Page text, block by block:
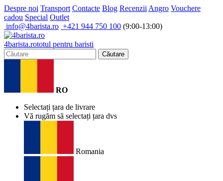
Despre noi Transport Contacte Blog Recenzii Angro Vouchere
cadou Special Outlet
info@4barista.ro +421 944 750 100 (9:00-13:00)
4barista.rototul pentru baristi
Căutare
RO
Selectați țara de livrare
Vă rugăm să selectați țara dvs
Romania